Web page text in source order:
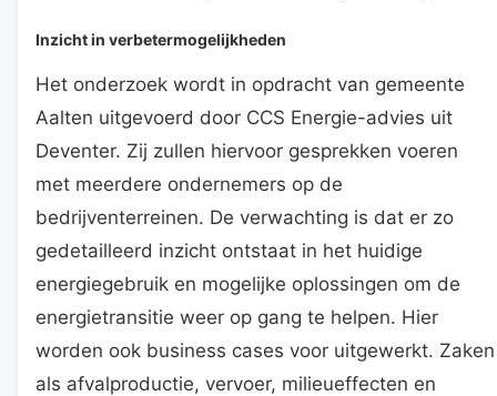
Inzicht in verbetermogelijkheden
Het onderzoek wordt in opdracht van gemeente
Aalten uitgevoerd door CCS Energie-advies uit
Deventer. Zij zullen hiervoor gesprekken voeren
met meerdere ondernemers op de
bedrijventerreinen. De verwachting is dat er zo
gedetailleerd inzicht ontstaat in het huidige
energiegebruik en mogelijke oplossingen om de
energietransitie weer op gang te helpen. Hier
worden ook business cases voor uitgewerkt. Zaken
als afvalproductie, vervoer, milieueffecten en